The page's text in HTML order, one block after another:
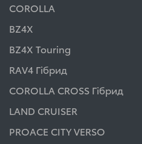
COROLLA
BZ4X
BZ4X Touring
RAV4 Гібрид
COROLLA CROSS Гібрид
LAND CRUISER
PROACE CITY VERSO